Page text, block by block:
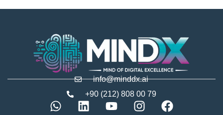
info@minddx.ai
+90 (212) 808 00 79